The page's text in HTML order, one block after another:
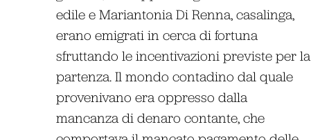
edile e Mariantonia Di Renna, casalinga,
erano emigrati in cerca di fortuna
sfruttando le incentivazioni previste per la
partenza. Il mondo contadino dal quale
provenivano era oppresso dalla
mancanza di denaro contante, che